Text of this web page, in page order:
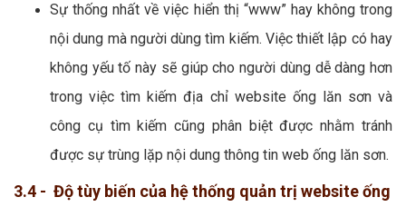
Sự thống nhất về việc hiển thị “www” hay không trong
nội dung mà người dùng tìm kiếm. Việc thiết lập có hay
không yếu tố này sẽ giúp cho người dùng dễ dàng hơn
trong việc tìm kiếm địa chỉ website ống lăn sơn và
công cụ tìm kiếm cũng phân biệt được nhằm tránh
được sự trùng lặp nội dung thông tin web ống lăn sơn.
3.4 - Độ tùy biến của hệ thống quản trị website ống